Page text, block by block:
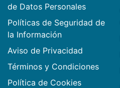
de Datos Personales
Políticas de Seguridad de
la Información
Aviso de Privacidad
Términos y Condiciones
Política de Cookies